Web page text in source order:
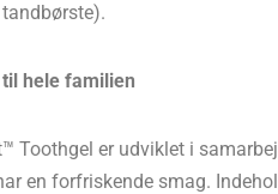
hele familien
Toothgel er udviklet i
en forfriskende smag.